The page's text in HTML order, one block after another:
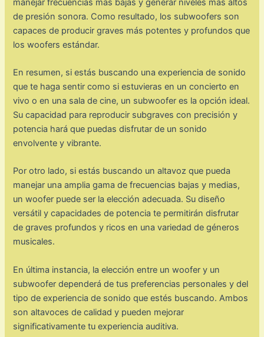
manejar frecuencias más bajas y generar niveles más altos
de presión sonora. Como resultado, los subwoofers son
capaces de producir graves más potentes y profundos que
los woofers estándar.
En resumen, si estás buscando una experiencia de sonido
que te haga sentir como si estuvieras en un concierto en
vivo o en una sala de cine, un subwoofer es la opción ideal.
Su capacidad para reproducir subgraves con precisión y
potencia hará que puedas disfrutar de un sonido
envolvente y vibrante.
Por otro lado, si estás buscando un altavoz que pueda
manejar una amplia gama de frecuencias bajas y medias,
un woofer puede ser la elección adecuada. Su diseño
versátil y capacidades de potencia te permitirán disfrutar
de graves profundos y ricos en una variedad de géneros
musicales.
En última instancia, la elección entre un woofer y un
subwoofer dependerá de tus preferencias personales y del
tipo de experiencia de sonido que estés buscando. Ambos
son altavoces de calidad y pueden mejorar
significativamente tu experiencia auditiva.